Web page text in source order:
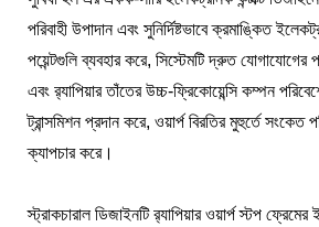
পরিবাহী উপাদান এবং সুনির্দিষ্টভাবে ক্রমাঙ্কিত
পয়েন্টগুলি ব্যবহার করে, সিস্টেমটি দ্রুত যোগাযোগের
এবং র‌্যাপিয়ার তাঁতের উচ্চ-ফ্রিকোয়েন্সি কম্পন
ট্রান্সমিশন প্রদান করে, ওয়ার্প বিরতির মুহুর্তে সংকেত
ক্যাপচার করে।
স্ট্রাকচারাল ডিজাইনটি র‌্যাপিয়ার ওয়ার্প স্টপ